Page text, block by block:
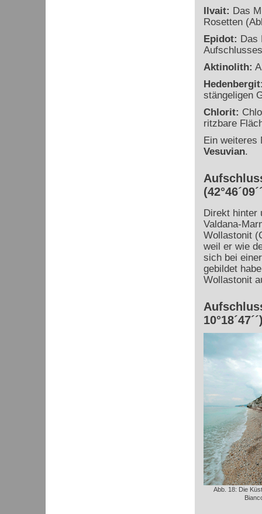
Ilvait: Das
Rosetten
Epidot: Das
Aktinolith:
stängeligen
Chlorit:
ritzbare
Ein weiteres
Vesuvian.
Direkt hinter
Valdana-
Wollastonit
weil er wie
sich bei
gebildet
Wollastonit
Abb. 18: Die